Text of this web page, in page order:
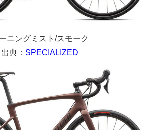
ニングミスト/スモーク
出典： SPECIALIZED